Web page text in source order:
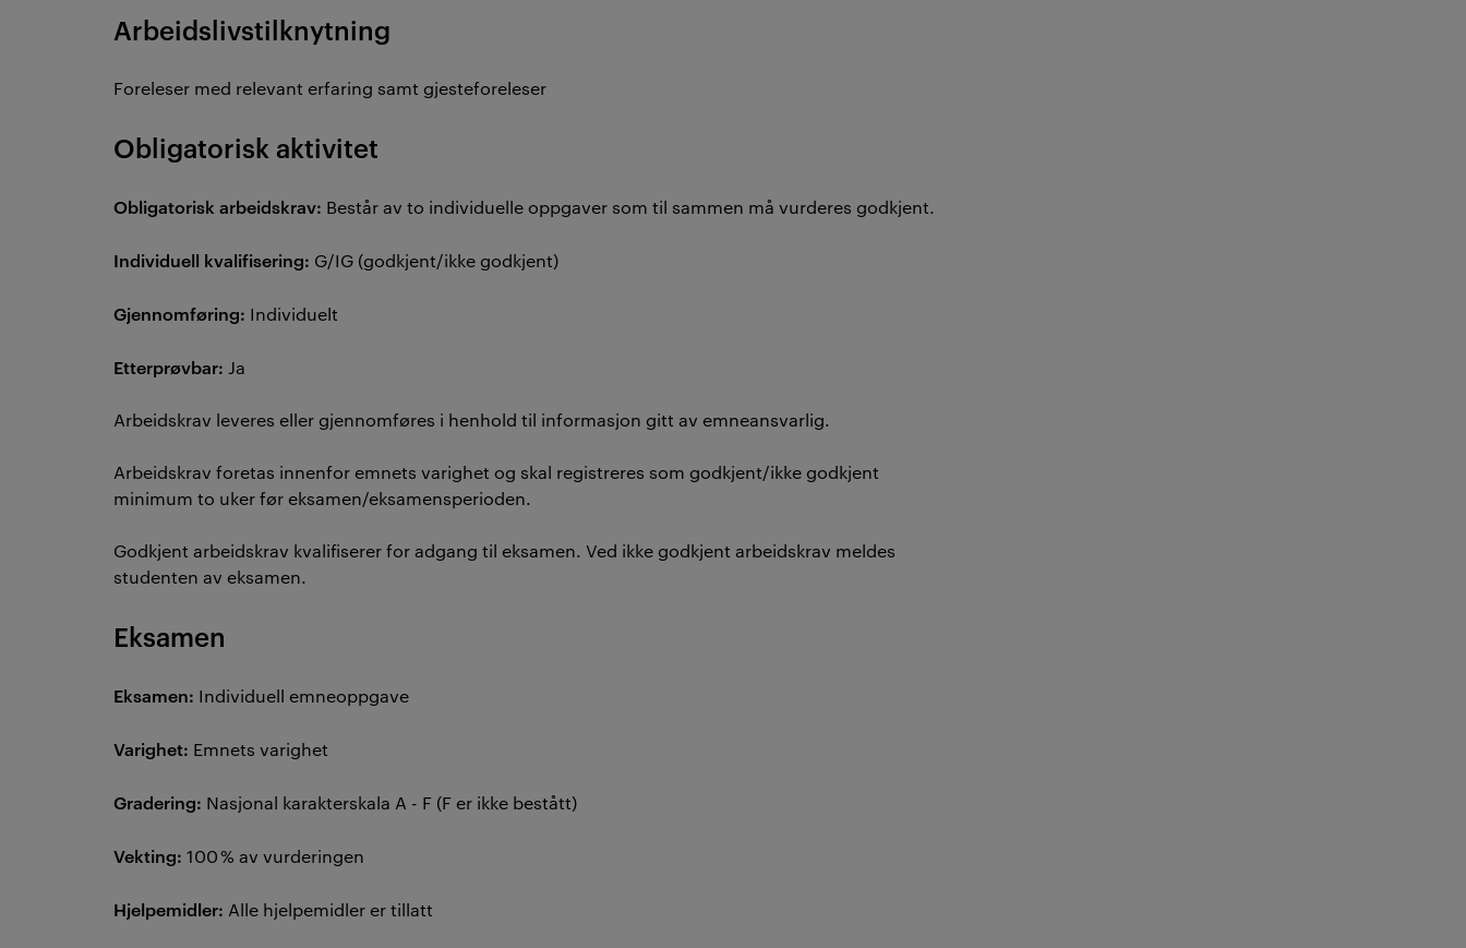
Arbeidslivstilknytning
Foreleser med relevant erfaring samt gjesteforeleser
Obligatorisk aktivitet
Obligatorisk arbeidskrav: Består av to individuelle oppgaver som til sammen må vurderes godkjent.
Individuell kvalifisering: G/IG (godkjent/ikke godkjent)
Gjennomføring: Individuelt
Etterprøvbar: Ja
Arbeidskrav leveres eller gjennomføres i henhold til informasjon gitt av emneansvarlig.
Arbeidskrav foretas innenfor emnets varighet og skal registreres som godkjent/ikke godkjent
minimum to uker før eksamen/eksamensperioden.
Godkjent arbeidskrav kvalifiserer for adgang til eksamen. Ved ikke godkjent arbeidskrav meldes
studenten av eksamen.
Eksamen
Eksamen: Individuell emneoppgave
Varighet: Emnets varighet
Gradering: Nasjonal karakterskala A - F (F er ikke bestått)
Vekting: 100 % av vurderingen
Hjelpemidler: Alle hjelpemidler er tillatt